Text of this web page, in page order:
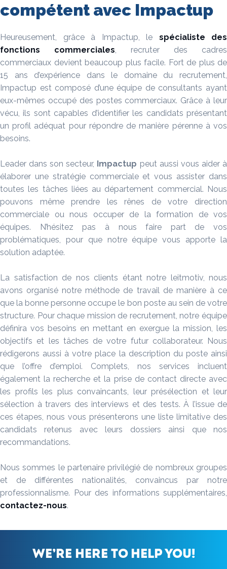
compétent avec Impactup
Heureusement, grâce à Impactup, le spécialiste des
fonctions commerciales, recruter des cadres
commerciaux devient beaucoup plus facile. Fort de plus de
15 ans d’expérience dans le domaine du recrutement,
Impactup est composé d’une équipe de consultants ayant
eux-mêmes occupé des postes commerciaux. Grâce à leur
vécu, ils sont capables d’identifier les candidats présentant
un profil adéquat pour répondre de manière pérenne à vos
besoins.
Leader dans son secteur, Impactup peut aussi vous aider à
élaborer une stratégie commerciale et vous assister dans
toutes les tâches liées au département commercial. Nous
pouvons même prendre les rênes de votre direction
commerciale ou nous occuper de la formation de vos
équipes. N’hésitez pas à nous faire part de vos
problématiques, pour que notre équipe vous apporte la
solution adaptée.
La satisfaction de nos clients étant notre leitmotiv, nous
avons organisé notre méthode de travail de manière à ce
que la bonne personne occupe le bon poste au sein de votre
structure. Pour chaque mission de recrutement, notre équipe
définira vos besoins en mettant en exergue la mission, les
objectifs et les tâches de votre futur collaborateur. Nous
rédigerons aussi à votre place la description du poste ainsi
que l’offre d’emploi. Complets, nos services incluent
également la recherche et la prise de contact directe avec
les profils les plus convaincants, leur présélection et leur
sélection à travers des interviews et des tests. À l’issue de
ces étapes, nous vous présenterons une liste limitative des
candidats retenus avec leurs dossiers ainsi que nos
recommandations.
Nous sommes le partenaire privilégié de nombreux groupes
et de différentes nationalités, convaincus par notre
professionnalisme. Pour des informations supplémentaires,
contactez-nous.
We’re here to help you!